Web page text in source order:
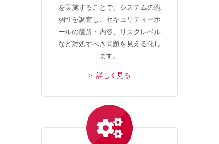
を実施することで、システムの脆
弱性を調査し、セキュリティーホ
ールの箇所・内容、リスクレベル
など対処すべき問題を見える化し
ます。
> 詳しく見る